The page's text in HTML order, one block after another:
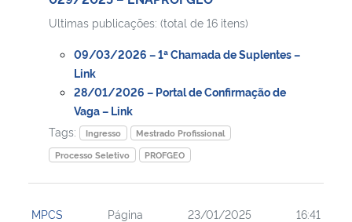
Ultimas publicações: (total de 16 itens)
09/03/2026 – 1ª Chamada de Suplentes –
Link
28/01/2026 – Portal de Confirmação de
Vaga – Link
Tags:
Ingresso
Mestrado Profissional
Processo Seletivo
PROFGEO
MPCS Página 23/01/2025 16:41